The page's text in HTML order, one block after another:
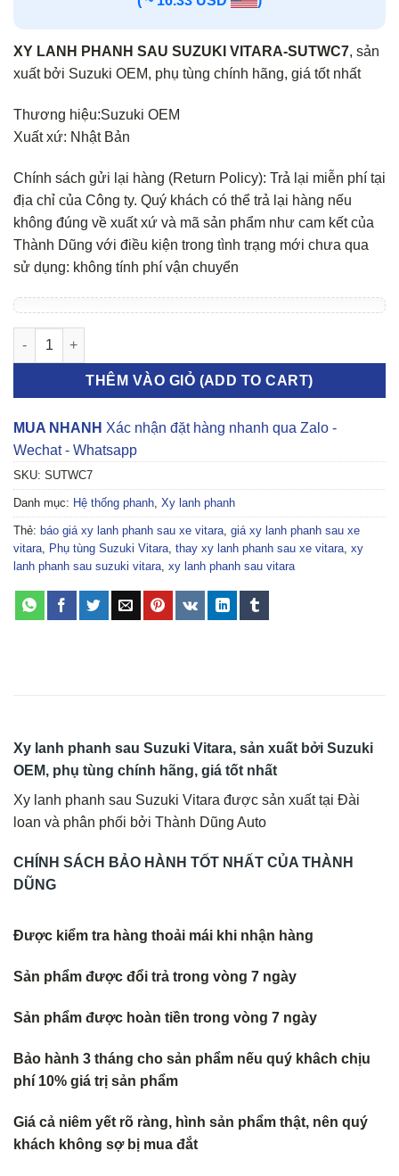
XY LANH PHANH SAU SUZUKI VITARA-SUTWC7, sản
xuất bởi Suzuki OEM, phụ tùng chính hãng, giá tốt nhất
Thương hiệu:Suzuki OEM
Xuất xứ: Nhật Bản
Chính sách gửi lại hàng (Return Policy): Trả lại miễn phí tại
địa chỉ của Công ty. Quý khách có thể trả lại hàng nếu
không đúng về xuất xứ và mã sản phẩm như cam kết của
Thành Dũng với điều kiện trong tình trạng mới chưa qua
sử dụng: không tính phí vận chuyển
Xy lanh phanh sau Suzuki Vitara số lượng
THÊM VÀO GIỎ (ADD TO CART)
MUA NHANH Xác nhận đặt hàng nhanh qua Zalo -
Wechat - Whatsapp
SKU: SUTWC7
Danh mục: Hệ thống phanh Xy lanh phanh
Thẻ: báo giá xy lanh phanh sau xe vitara giá xy lanh phanh sau xe
vitara Phụ tùng Suzuki Vitara thay xy lanh phanh sau xe vitara xy
lanh phanh sau suzuki vitara xy lanh phanh sau vitara
Xy lanh phanh sau Suzuki Vitara, sản xuất bởi Suzuki
OEM, phụ tùng chính hãng, giá tốt nhất
Xy lanh phanh sau Suzuki Vitara được sản xuất tại Đài
loan và phân phối bởi Thành Dũng Auto
CHÍNH SÁCH BẢO HÀNH TỐT NHẤT CỦA THÀNH
DŨNG
Được kiểm tra hàng thoải mái khi nhận hàng
Sản phẩm được đổi trả trong vòng 7 ngày
Sản phẩm được hoàn tiền trong vòng 7 ngày
Bảo hành 3 tháng cho sản phẩm nếu quý khâch chịu
phí 10% giá trị sản phẩm
Giá cả niêm yết rõ ràng, hình sản phẩm thật, nên quý
khách không sợ bị mua đắt